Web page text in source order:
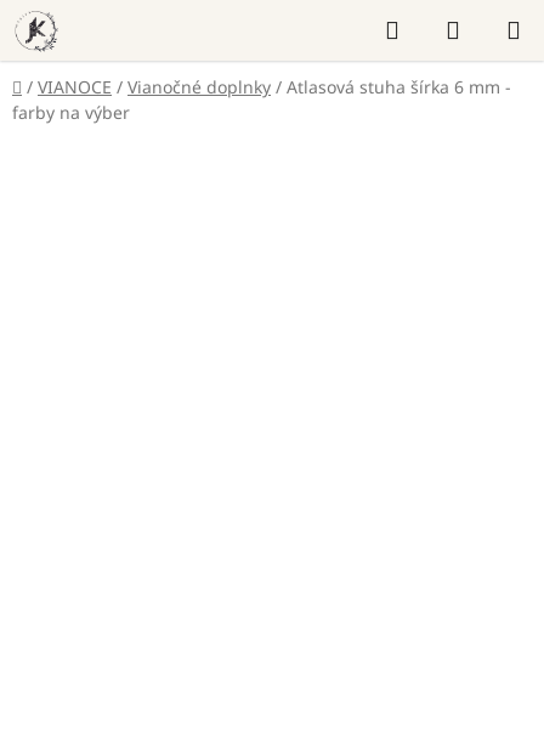
Prejsť
na
obsah
Hľadať
KOŠÍK
Domov
/ VIANOCE / Vianočné doplnky / Atlasová stuha šírka 6 mm -
farby na výber